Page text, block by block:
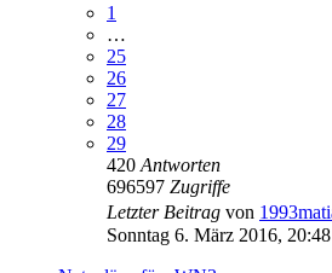
1
…
25
26
27
28
29
420 Antworten
696597 Zugriffe
Letzter Beitrag von
Sonntag 6. März 2016, 20:48